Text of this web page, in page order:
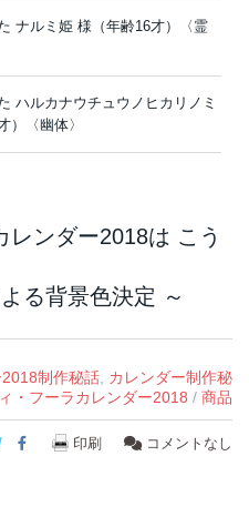
ナルミ姫 様（年齢16才）〈霊
ハルカナウチュウノヒカリノミ
）〈幽体〉
レンダー2018は こう
る背景色決定 ～
制作秘話 カレンダー制作秘
・フーラカレンダー2018 / 商品
Twitter
Facebook
印刷 コメントなし